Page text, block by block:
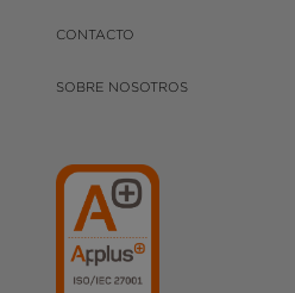
CONTACTO
SOBRE NOSOTROS